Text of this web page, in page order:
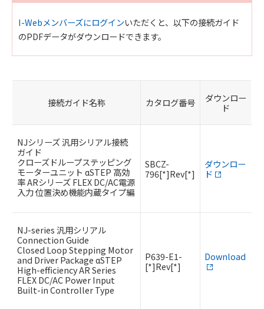
I-Webメンバーズにログインいただくと、以下の接続ガイド
のPDFデータがダウンロードできます。
接続ガイド名称 カタログ番号
ダウンロー
ド
NJシリーズ 汎用シリアル接続
ガイド
クローズドループステッピング
モーターユニット αSTEP 高効
率 ARシリーズ FLEX DC/AC電源
入力 位置決め機能内蔵タイプ編
SBCZ-
796[*]Rev[*]
ダウンロー
ド
NJ-series 汎用シリアル
Connection Guide
Closed Loop Stepping Motor
and Driver Package αSTEP
High-efficiency AR Series
FLEX DC/AC Power Input
Built-in Controller Type
P639-E1-
[*]Rev[*]
Download